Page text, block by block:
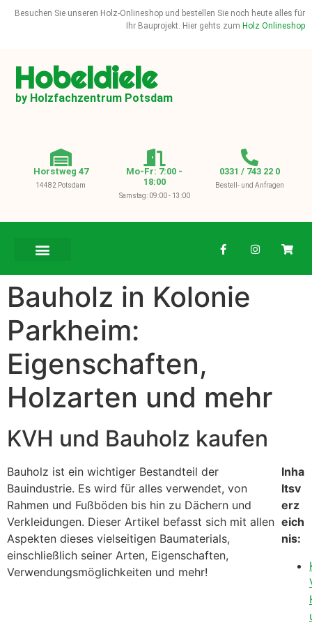
Besuchen Sie unseren Holz-Onlineshop und bestellen Sie noch heute alles für
Ihr Bauprojekt. Hier gehts zum Holz Onlineshop
Hobeldiele
by Holzfachzentrum Potsdam
Horstweg 47
14482 Potsdam
Mo-Fr: 7:00 -
18:00
Samstag: 09:00 - 13:00
0331 / 743 22 0
Bestell- und Anfragen
Bauholz in Kolonie
Parkheim:
Eigenschaften,
Holzarten und mehr
KVH und Bauholz kaufen
Bauholz ist ein wichtiger Bestandteil der
Bauindustrie. Es wird für alles verwendet, von
Rahmen und Fußböden bis hin zu Dächern und
Verkleidungen. Dieser Artikel befasst sich mit allen
Aspekten dieses vielseitigen Baumaterials,
einschließlich seiner Arten, Eigenschaften,
Verwendungsmöglichkeiten und mehr!
Inha
ltsv
erz
eich
nis: